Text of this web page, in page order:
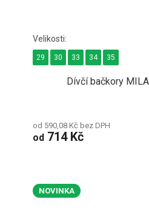
Dívčí bačkory
od 590,08 Kč bez DPH
od 714 Kč
29 30 33 34 35
NOVINKA